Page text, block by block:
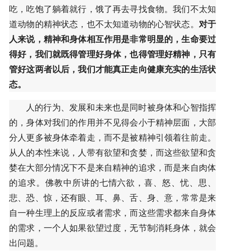
吃，吃饱了躺着就行，饿了再去寻找食物。我们不太知
道动物的精神状态，也不太知道动物的心智状态。 对于
人来说，精神和身体相互作用是非常明显的，生命要过
得好，我们就既得管理好身体，也得管理好精神，只有
管好这两者以后，我们才能真正走向健康充实的生活状
态。
人的行为、发展和未来也是同时被身体和心智指挥
的，身体对我们的作用并不见得会小于精神层面，大部
分人更多被身体牵着走，而不是被精神引领着往前走。
从人的本性来说，人带有欲望和贪婪，而这些欲望和贪
婪在大部分情况下不是来自精神的追求，而是来自肉体
的追求。佛教中所讲的七情六欲，喜、怒、忧、思、
悲、恐、惊，还有眼、耳、鼻、舌、身、意，常常是来
自一种生理上的反应或者需求，而这些需求都来自身体
的需求，一个人如果欲望过度，无节制消耗身体，就会
出问题。